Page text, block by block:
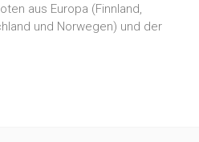
aus Europa (Finnland,
und Norwegen) und der